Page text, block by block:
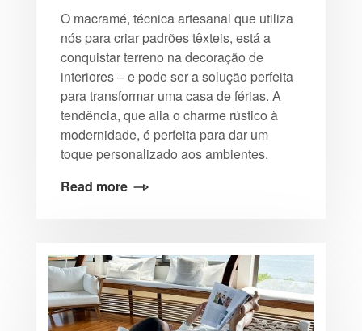
O macramé, técnica artesanal que utiliza
nós para criar padrões têxteis, está a
conquistar terreno na decoração de
interiores – e pode ser a solução perfeita
para transformar uma casa de férias. A
tendência, que alia o charme rústico à
modernidade, é perfeita para dar um
toque personalizado aos ambientes.
Read more